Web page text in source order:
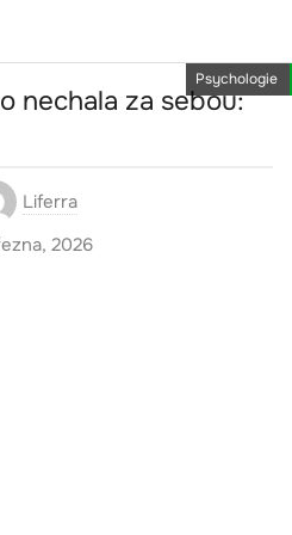
Psychologie
nechala za sebou:
Liferra
2026